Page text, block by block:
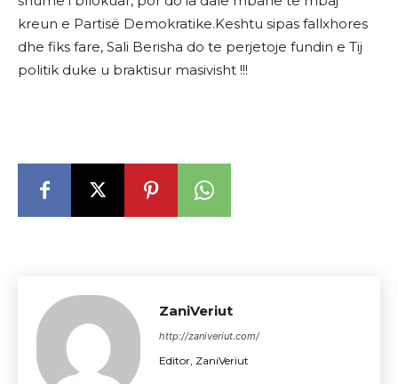
kreun e Partisë Demokratike.Keshtu sipas fallxhores
dhe fiks fare, Sali Berisha do te perjetoje fundin e Tij
politik duke u braktisur masivisht !!!
ZaniVeriut
http://zaniveriut.com/
Editor, ZaniVeriut